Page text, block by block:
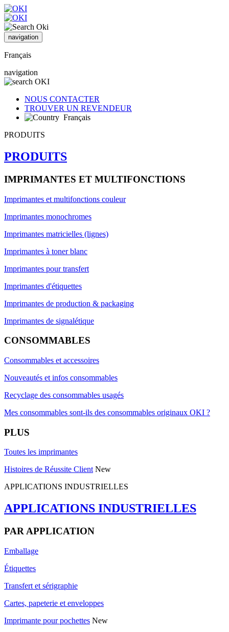
navigation
Français
navigation
NOUS CONTACTER
TROUVER UN REVENDEUR
Français
PRODUITS
PRODUITS
IMPRIMANTES ET MULTIFONCTIONS
Imprimantes et multifonctions couleur
Imprimantes monochromes
Imprimantes matricielles (lignes)
Imprimantes à toner blanc
Imprimantes pour transfert
Imprimantes d'étiquettes
Imprimantes de production & packaging
Imprimantes de signalétique
CONSOMMABLES
Consommables et accessoires
Nouveautés et infos consommables
Recyclage des consommables usagés
Mes consommables sont-ils des consommables originaux OKI ?
PLUS
Toutes les imprimantes
Histoires de Réussite Client New
APPLICATIONS INDUSTRIELLES
APPLICATIONS INDUSTRIELLES
PAR APPLICATION
Emballage
Étiquettes
Transfert et sérigraphie
Cartes, papeterie et enveloppes
Imprimante pour pochettes New